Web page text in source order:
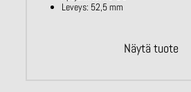
Leveys: 52,5 mm
Näytä tuote